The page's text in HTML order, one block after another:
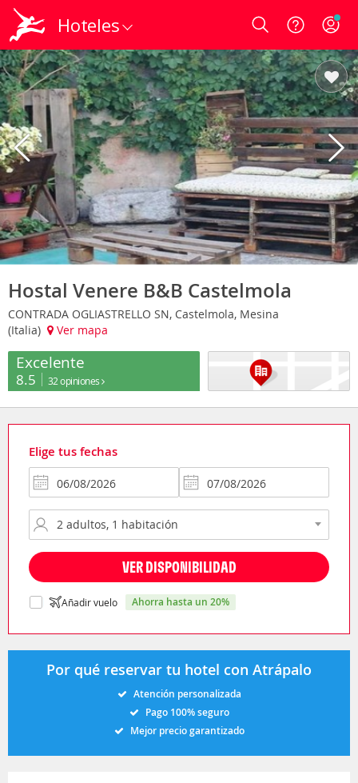
Hoteles Login
Hostal Venere B&B Castelmola
CONTRADA OGLIASTRELLO SN, Castelmola, Mesina
(Italia)
Ver mapa
Excelente
8.5 32 opiniones
Elige tus fechas
VER DISPONIBILIDAD
Añadir vuelo ahorra hasta un 20%
Por qué reservar tu hotel con Atrápalo
Atención personalizada
Pago 100% seguro
Mejor precio garantizado